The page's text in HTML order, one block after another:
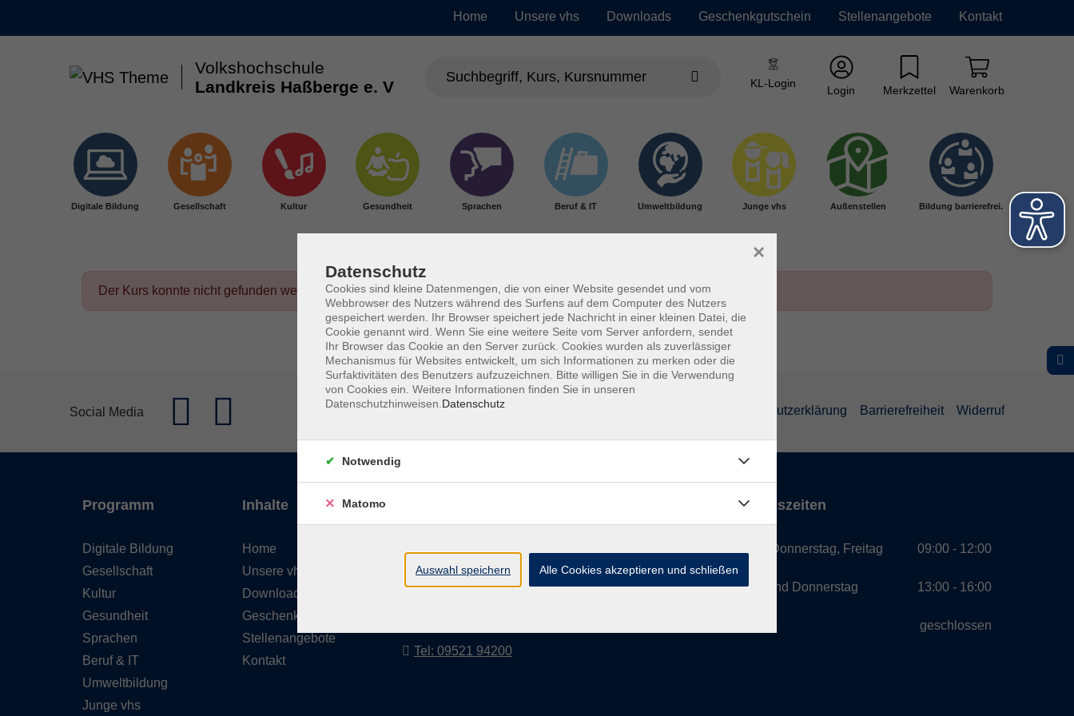
Home Unsere vhs Downloads Geschenkgutschein Stellenangebote Kontakt
Volkshochschule
Landkreis Haßberge e. V
KL-Login
Login Merkzettel Warenkorb
Digitale Bildung Gesellschaft Kultur Gesundheit Sprachen Beruf & IT Umweltbildung Junge vhs Außenstellen Bildung barrierefrei.
Der Kurs konnte nicht gefunden werden.
Social Media Datenschutzerklärung Barrierefreiheit Widerruf
Programm
Digitale Bildung
Gesellschaft
Kultur
Gesundheit
Sprachen
Beruf & IT
Umweltbildung
Junge vhs
Inhalte
Home
Unsere vhs
Downloads
Geschenkgutschein
Stellenangebote
Kontakt
Hofheimer Str. 20
97437 Haßfurt
Tel: 09521 94200
Öffnungszeiten
Montag, Donnerstag, Freitag
Montag und Donnerstag
09:00 - 12:00
13:00 - 16:00
geschlossen
Datenschutz
Cookies sind kleine Datenmengen, die von einer Website gesendet und vom
Webbrowser des Nutzers während des Surfens auf dem Computer des Nutzers
gespeichert werden. Ihr Browser speichert jede Nachricht in einer kleinen Datei, die
Cookie genannt wird. Wenn Sie eine weitere Seite vom Server anfordern, sendet
Ihr Browser das Cookie an den Server zurück. Cookies wurden als zuverlässiger
Mechanismus für Websites entwickelt, um sich Informationen zu merken oder die
Surfaktivitäten des Benutzers aufzuzeichnen. Bitte willigen Sie in die Verwendung
von Cookies ein. Weitere Informationen finden Sie in unseren
Datenschutzhinweisen. Datenschutz
×
Notwendig
Matomo
Auswahl speichern Alle Cookies akzeptieren und schließen